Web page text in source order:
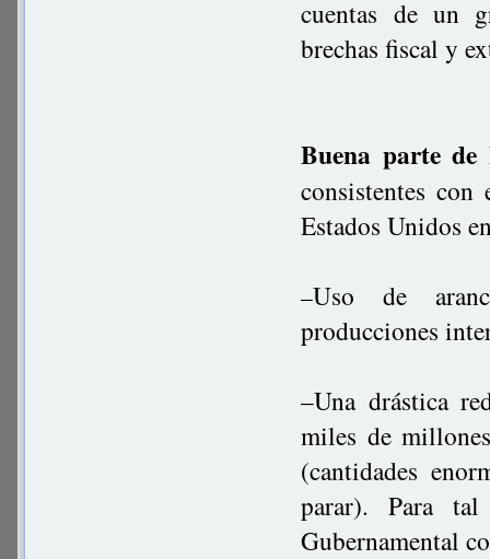
cuentas de un
brechas fiscal y
Buena parte
consistentes
Estados Unidos
–Uso de
producciones
–Una drástica
miles de
(cantidades
parar). Para
Gubernamental